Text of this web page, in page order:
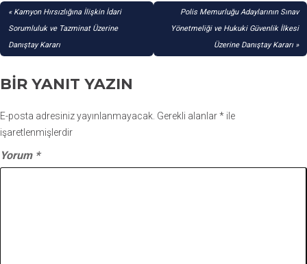
YAZI
GEZINMESI
Kamyon Hırsızlığına İlişkin İdari
Sorumluluk ve Tazminat Üzerine
Danıştay Kararı
Polis Memurluğu Adaylarının Sınav
Yönetmeliği ve Hukuki Güvenlik İlkesi
Üzerine Danıştay Kararı
BIR YANIT YAZIN
E-posta adresiniz yayınlanmayacak. Gerekli alanlar* ile
işaretlenmişlerdir
Yorum *